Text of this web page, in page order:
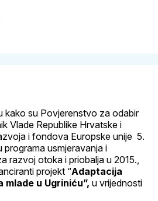
kako su Povjerenstvo za odabir
Vlade Republike Hrvatske i
i fondova Europske unije 5.
programa usmjeravanja i
razvoj otoka i priobalja u 2015.,
projekt “Adaptacija
u Ugriniću”, u vrijednosti